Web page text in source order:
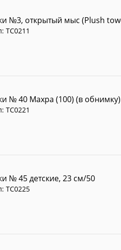
№3, открытый мыс (Plush
TC0211
№ 40 Махра (100) (в обнимку)
TC0221
№ 45 детские, 23 см/50
TC0225